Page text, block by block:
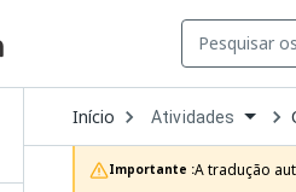
Início Open
Dropdown
to
choose
product
Atividades
Importante :A tradução